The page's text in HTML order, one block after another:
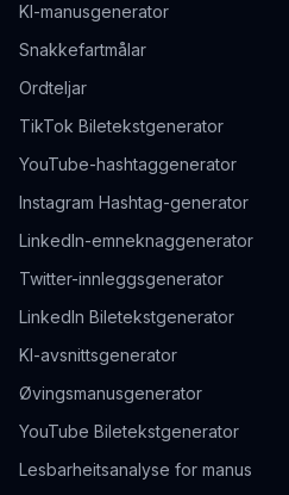
KI-manusgenerator
Snakkefartmålar
Ordteljar
TikTok Biletekstgenerator
YouTube-hashtaggenerator
Instagram Hashtag-generator
LinkedIn-emneknaggenerator
Twitter-innleggsgenerator
LinkedIn Biletekstgenerator
KI-avsnittsgenerator
Øvingsmanusgenerator
YouTube Biletekstgenerator
Lesbarheitsanalyse for manus